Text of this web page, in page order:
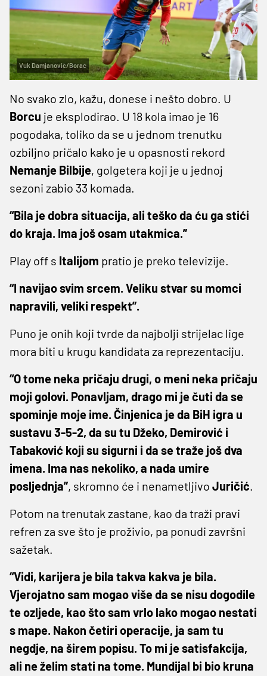
Vuk Damjanovic/Borac
No svako zlo, kažu, donese i nešto dobro. U
Borcu je eksplodirao. U 18 kola imao je 16
pogodaka, toliko da se u jednom trenutku
ozbiljno pričalo kako je u opasnosti rekord
Nemanje Bilbije, golgetera koji je u jednoj
sezoni zabio 33 komada.
“Bila je dobra situacija, ali teško da ću ga stići
do kraja. Ima još osam utakmica.”
Play off s Italijom pratio je preko televizije.
“I navijao svim srcem. Veliku stvar su momci
napravili, veliki respekt”.
Puno je onih koji tvrde da najbolji strijelac lige
mora biti u krugu kandidata za reprezentaciju.
“O tome neka pričaju drugi, o meni neka pričaju
moji golovi. Ponavljam, drago mi je čuti da se
spominje moje ime. Činjenica je da BiH igra u
sustavu 3-5-2, da su tu Džeko, Demirović i
Tabaković koji su sigurni i da se traže još dva
imena. Ima nas nekoliko, a nada umire
posljednja”, skromno će i nenametljivo Juričić.
Potom na trenutak zastane, kao da traži pravi
refren za sve što je proživio, pa ponudi završni
sažetak.
“Vidi, karijera je bila takva kakva je bila.
Vjerojatno sam mogao više da se nisu dogodile
te ozljede, kao što sam vrlo lako mogao nestati
s mape. Nakon četiri operacije, ja sam tu
negdje, na širem popisu. To mi je satisfakcija,
ali ne želim stati na tome. Mundijal bi bio kruna